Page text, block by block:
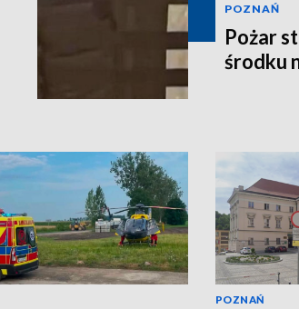
POZNAŃ
Pożar
środku
POZNAŃ